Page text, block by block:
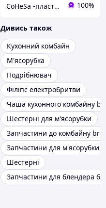
CoHeSa -пластикові запчастини до побутової техніки,автомобілів та ін.3D друк та ливарне виробництво 100%
Дивись також
Кухонний комбайн
М'ясорубка
Подрібнювач
Філіпс електробритви
Чаша кухонного комбайну
Шестерні для м'ясорубки
Запчастини до комбайну
Запчастини для м'ясорубки
Шестерні
Запчастини для блендера